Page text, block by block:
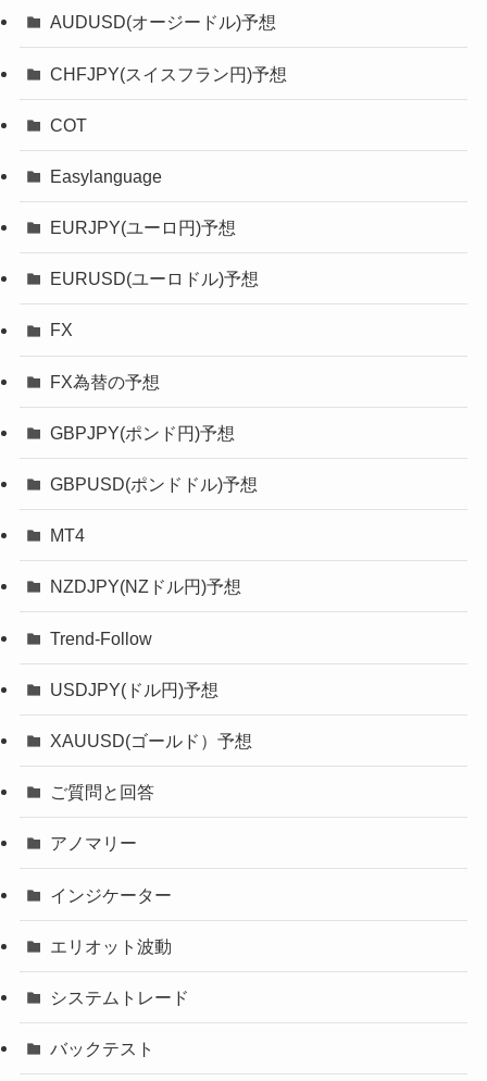
AUDUSD(オージードル)予想
CHFJPY(スイスフラン円)予想
COT
Easylanguage
EURJPY(ユーロ円)予想
EURUSD(ユーロドル)予想
FX
FX為替の予想
GBPJPY(ポンド円)予想
GBPUSD(ポンドドル)予想
MT4
NZDJPY(NZドル円)予想
Trend-Follow
USDJPY(ドル円)予想
XAUUSD(ゴールド）予想
ご質問と回答
アノマリー
インジケーター
エリオット波動
システムトレード
バックテスト